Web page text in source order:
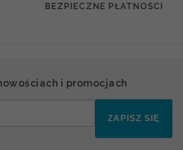
BEZPIECZNE PŁATNOŚCI
i promocjach
ZAPISZ SIĘ